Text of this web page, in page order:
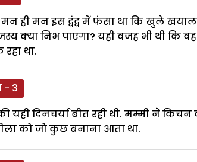
ही मन इस द्वंद्व में फंसा था कि खुले
क्या निभ पाएगा? यही वजह भी थी कि
था.
- 3
यही दिनचर्या बीत रही थी. मम्मी ने
को जो कुछ बनाना आता था.